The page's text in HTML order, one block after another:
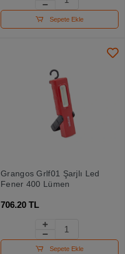
Sepete Ekle
Grangos Grlf01 Şarjlı Led
Fener 400 Lümen
706.20 TL
Sepete Ekle